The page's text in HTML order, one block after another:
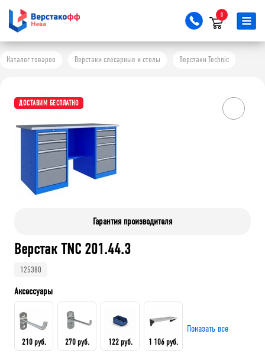
0
Каталог товаров Верстаки слесарные и столы Верстаки Technic
ДОСТАВИМ БЕСПЛАТНО
Гарантия производителя
Верстак TNC 201.44.3
125380
Аксессуары
210 руб. 270 руб. 122 руб. 1 106 руб.
Показать все